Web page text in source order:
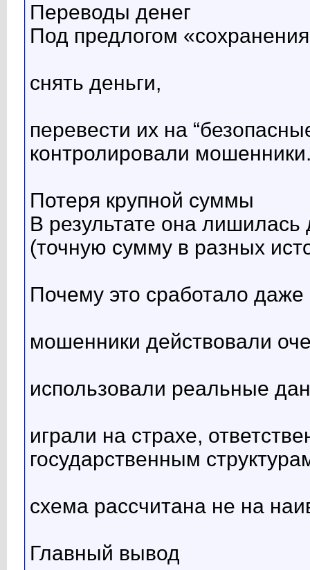
Переводы денег
Под предлогом
снять деньги,
перевести их на
контролировали
Потеря крупной суммы
В результате она
(точную сумму в разных
Почему это сработало
мошенники действовали
использовали реальные
играли на страхе,
государственным
схема рассчитана не на
Главный вывод